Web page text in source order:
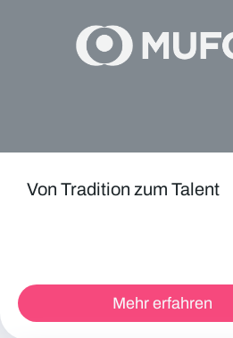
Von Tradition zum Talent
Mehr erfahren